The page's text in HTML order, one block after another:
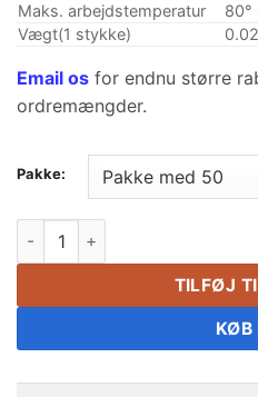
Maks. arbejdstemperatur
80°
Vægt(1 stykke)
Email os for endnu større
ordremængder.
Pakke:
1mm x 3 mm Neodymium
TILFØJ
KØB